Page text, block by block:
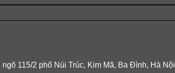
115/2 phố Núi Trúc, Kim Mã, Ba Đình, Hà Nội